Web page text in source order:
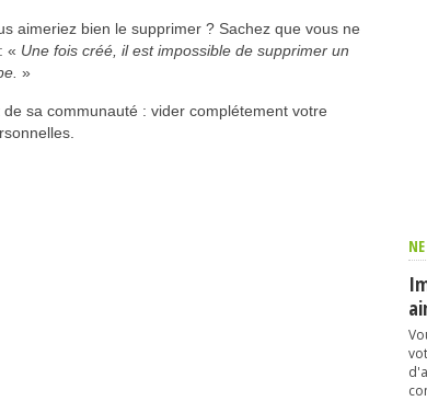
aimeriez bien le supprimer ? Sachez que vous ne
: « Une fois créé, il est impossible de supprimer un
»
sa communauté : vider complétement votre